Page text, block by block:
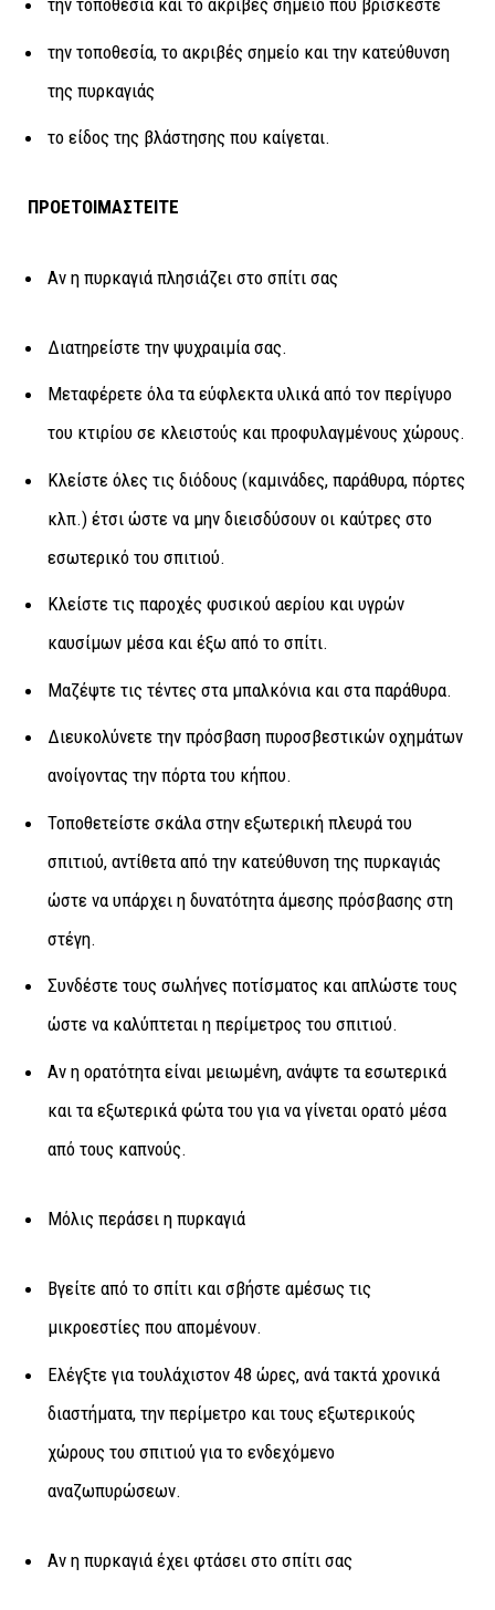
την τοποθεσία και το ακριβές σημείο που βρίσκεστε
την τοποθεσία, το ακριβές σημείο και την κατεύθυνση
της πυρκαγιάς
το είδος της βλάστησης που καίγεται.
ΠΡΟΕΤΟΙΜΑΣΤΕΙΤΕ
Αν η πυρκαγιά πλησιάζει στο σπίτι σας
Διατηρείστε την ψυχραιμία σας.
Μεταφέρετε όλα τα εύφλεκτα υλικά από τον περίγυρο
του κτιρίου σε κλειστούς και προφυλαγμένους χώρους.
Κλείστε όλες τις διόδους (καμινάδες, παράθυρα, πόρτες
κλπ.) έτσι ώστε να μην διεισδύσουν οι καύτρες στο
εσωτερικό του σπιτιού.
Κλείστε τις παροχές φυσικού αερίου και υγρών
καυσίμων μέσα και έξω από το σπίτι.
Μαζέψτε τις τέντες στα μπαλκόνια και στα παράθυρα.
Διευκολύνετε την πρόσβαση πυροσβεστικών οχημάτων
ανοίγοντας την πόρτα του κήπου.
Τοποθετείστε σκάλα στην εξωτερική πλευρά του
σπιτιού, αντίθετα από την κατεύθυνση της πυρκαγιάς
ώστε να υπάρχει η δυνατότητα άμεσης πρόσβασης στη
στέγη.
Συνδέστε τους σωλήνες ποτίσματος και απλώστε τους
ώστε να καλύπτεται η περίμετρος του σπιτιού.
Αν η ορατότητα είναι μειωμένη, ανάψτε τα εσωτερικά
και τα εξωτερικά φώτα του για να γίνεται ορατό μέσα
από τους καπνούς.
Μόλις περάσει η πυρκαγιά
Βγείτε από το σπίτι και σβήστε αμέσως τις
μικροεστίες που απομένουν.
Ελέγξτε για τουλάχιστον 48 ώρες, ανά τακτά χρονικά
διαστήματα, την περίμετρο και τους εξωτερικούς
χώρους του σπιτιού για το ενδεχόμενο
αναζωπυρώσεων.
Αν η πυρκαγιά έχει φτάσει στο σπίτι σας